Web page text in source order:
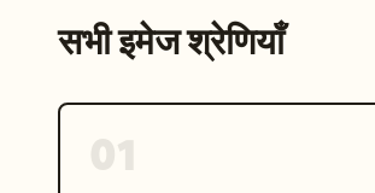
सभी इमेज श्रेणियाँ